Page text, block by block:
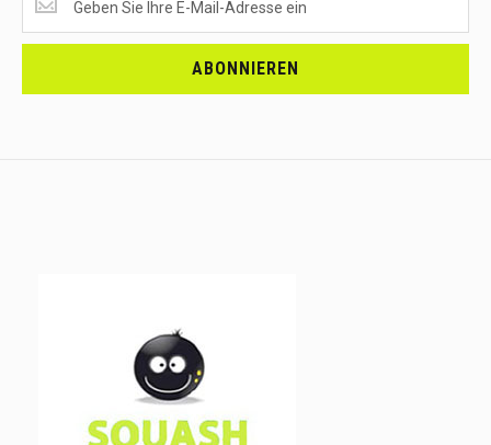
EMPFANGEN?
<br>MELDE
ABONNIEREN